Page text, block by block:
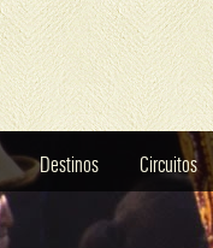
Destinos Circuitos